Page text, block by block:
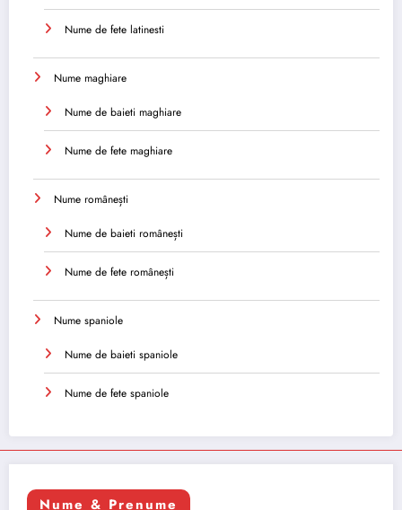
Nume de fete latinesti
Nume maghiare
Nume de baieti maghiare
Nume de fete maghiare
Nume românești
Nume de baieti românești
Nume de fete românești
Nume spaniole
Nume de baieti spaniole
Nume de fete spaniole
Nume & Prenume